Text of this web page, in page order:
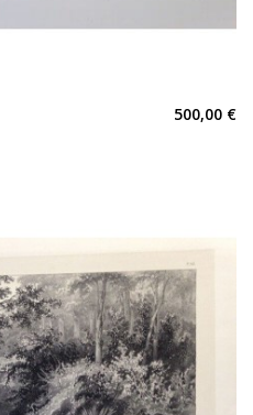
500,00 €